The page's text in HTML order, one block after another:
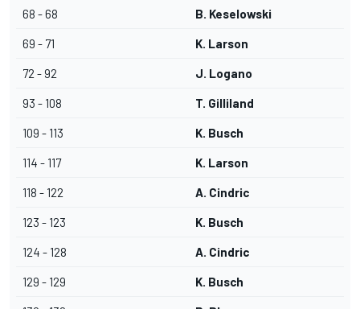
68 - 68 B. Keselowski
69 - 71 K. Larson
72 - 92 J. Logano
93 - 108 T. Gilliland
109 - 113 K. Busch
114 - 117 K. Larson
118 - 122 A. Cindric
123 - 123 K. Busch
124 - 128 A. Cindric
129 - 129 K. Busch